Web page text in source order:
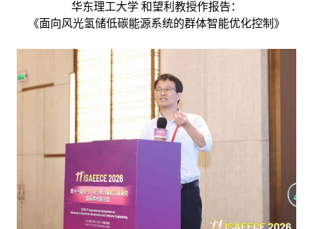
华东理工大学 和望利教授作报告：
《面向风光氢储低碳能源系统的群体智能优化控制》